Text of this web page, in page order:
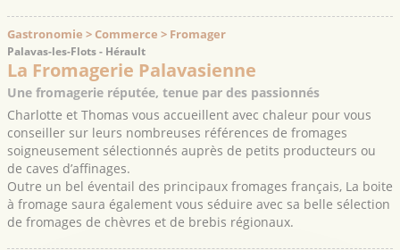
Gastronomie > Commerce > Fromager
Palavas-les-Flots - Hérault
La Fromagerie Palavasienne
Une fromagerie réputée, tenue par des passionnés
Charlotte et Thomas vous accueillent avec chaleur pour vous
conseiller sur leurs nombreuses références de fromages
soigneusement sélectionnés auprès de petits producteurs ou
de caves d’affinages.
Outre un bel éventail des principaux fromages français, La boite
à fromage saura également vous séduire avec sa belle sélection
de fromages de chèvres et de brebis régionaux.